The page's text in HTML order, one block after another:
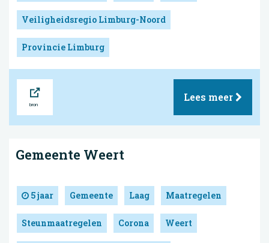
Veiligheidsregio Limburg-Noord
Provincie Limburg
Lees meer
Gemeente Weert
5 jaar Gemeente Laag Maatregelen
Steunmaatregelen Corona Weert